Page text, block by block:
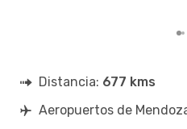
Distancia: 677 kms
Aeropuertos de